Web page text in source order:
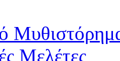
Μελέτες